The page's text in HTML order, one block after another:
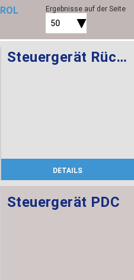
Ergebnisse auf der Seite
50
Steuergerät Rückfahrkamera
DETAILS
Steuergerät PDC